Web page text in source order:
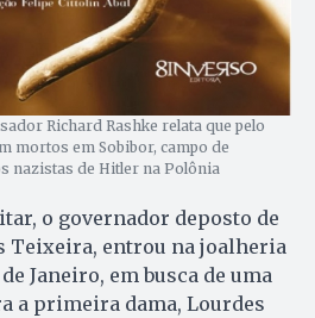
Richard Rashke relata que pelo
mortos em Sobibor, campo de
nazistas de Hitler na Polônia
o governador deposto de
Teixeira, entrou na joalheria
Janeiro, em busca de uma
a primeira dama, Lourdes